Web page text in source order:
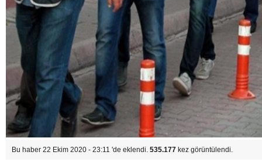
Bu haber 22 Ekim 2020 - 23:11 'de eklendi. 535.177 kez görüntülendi.